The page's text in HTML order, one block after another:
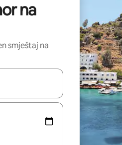
na
smještaj na
se gore i dolje pomoću strelica ili